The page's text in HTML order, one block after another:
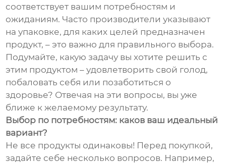
соответствует вашим потребностям и
ожиданиям. Часто производители указывают
на упаковке, для каких целей предназначен
продукт, – это важно для правильного выбора.
Подумайте, какую задачу вы хотите решить с
этим продуктом – удовлетворить свой голод,
побаловать себя или позаботиться о
здоровье? Отвечая на эти вопросы, вы уже
ближе к желаемому результату.
Выбор по потребностям: каков ваш идеальный
вариант?
Не все продукты одинаковы! Перед покупкой,
задайте себе несколько вопросов. Например,